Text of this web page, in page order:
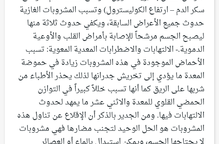
سكر الدم – ارتفاع الكوليسترول) وتسبب المشروبات الغازية
حدوث جميع الأعراض السابقة، ويكفي حدوث ثلاثة منها
ليصبح الجسم مرشحاً للإصابة بأمراض القلب والأوعية
الدموية.- الالتهابات والاضطرابات المعدية المعوية: تسبب
الأحماض الموجودة في هذه المشروبات زيادة في حموضة
المعدة ما يؤدي إلى تخريش جدرانها لذلك يحذر الأطباء من
شربها على الريق كما أنها تسبب خللاً كبيراً في التوازن
الحمضي القلوي للمعدة والاثني عشر ما يمهد لحدوث
الالتهابات فيها. ومن الجدير بالذكر أن الإقلاع عن تناول هذه
المشروبات هو الحل الوحيد لتجنب مضارها فهي مشروبات